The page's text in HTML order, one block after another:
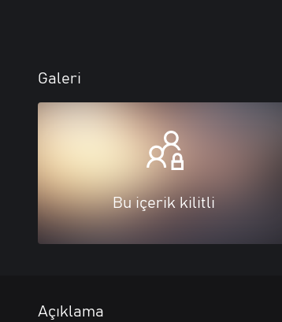
Galeri
Bu içerik kilitli
Açıklama